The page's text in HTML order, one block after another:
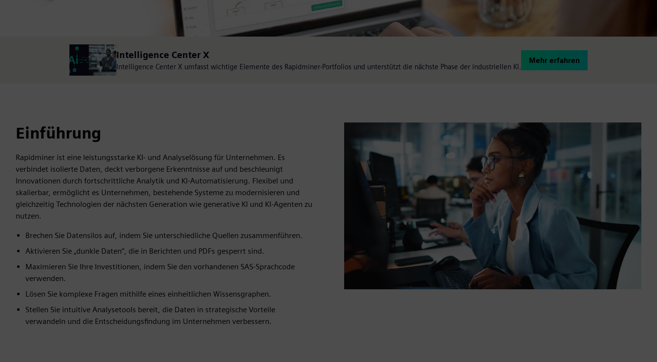
Intelligence Center X
Intelligence Center X umfasst wichtige Elemente des Rapidminer-Portfolios und unterstützt die nächste Phase der industriellen KI.
Mehr erfahren
Einführung
Rapidminer ist eine leistungsstarke KI- und Analyselösung für Unternehmen. Es
verbindet isolierte Daten, deckt verborgene Erkenntnisse auf und beschleunigt
Innovationen durch fortschrittliche Analytik und KI-Automatisierung. Flexibel und
skalierbar, ermöglicht es Unternehmen, bestehende Systeme zu modernisieren und
gleichzeitig Technologien der nächsten Generation wie generative KI und KI-Agenten zu
nutzen.
Brechen Sie Datensilos auf, indem Sie unterschiedliche Quellen zusammenführen.
Aktivieren Sie „dunkle Daten“, die in Berichten und PDFs gesperrt sind.
Maximieren Sie Ihre Investitionen, indem Sie den vorhandenen SAS-Sprachcode
verwenden.
Lösen Sie komplexe Fragen mithilfe eines einheitlichen Wissensgraphen.
Stellen Sie intuitive Analysetools bereit, die Daten in strategische Vorteile
verwandeln und die Entscheidungsfindung im Unternehmen verbessern.